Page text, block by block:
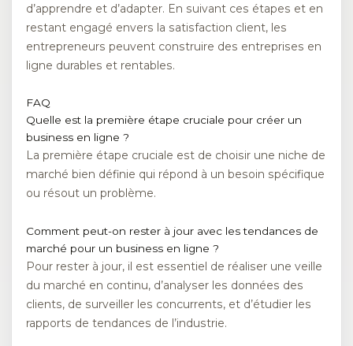
d’apprendre et d’adapter. En suivant ces étapes et en
restant engagé envers la satisfaction client, les
entrepreneurs peuvent construire des entreprises en
ligne durables et rentables.
FAQ
Quelle est la première étape cruciale pour créer un
business en ligne ?
La première étape cruciale est de choisir une niche de
marché bien définie qui répond à un besoin spécifique
ou résout un problème.
Comment peut-on rester à jour avec les tendances de
marché pour un business en ligne ?
Pour rester à jour, il est essentiel de réaliser une veille
du marché en continu, d’analyser les données des
clients, de surveiller les concurrents, et d’étudier les
rapports de tendances de l’industrie.